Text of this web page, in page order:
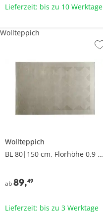
Lieferzeit: bis zu 10 Werktage
Wollteppich
BL 80|150 cm, Florhöhe 0,9 cm
ab89,49
Wollteppich
Lieferzeit: bis zu 3 Werktage